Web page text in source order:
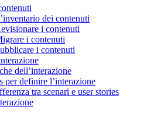
dei contenuti
i contenuti
i contenuti
i contenuti
dell’interazione
per definire l’interazione
tra scenari e user stories